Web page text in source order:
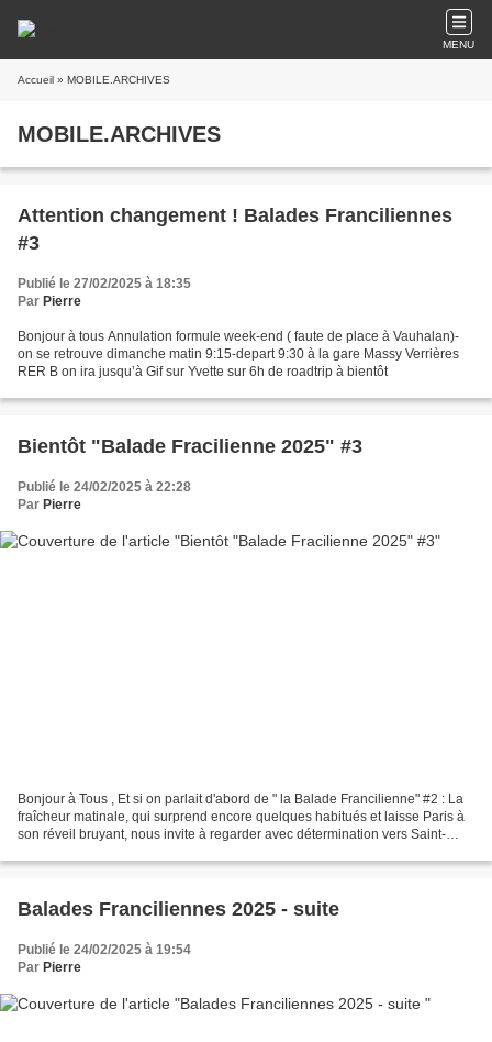
MENU
Accueil » MOBILE.ARCHIVES
MOBILE.ARCHIVES
Attention changement ! Balades Franciliennes
#3
Publié le 27/02/2025 à 18:35
Par Pierre
Bonjour à tous Annulation formule week-end ( faute de place à Vauhalan)-
on se retrouve dimanche matin 9:15-depart 9:30 à la gare Massy Verrières
RER B on ira jusqu’à Gif sur Yvette sur 6h de roadtrip à bientôt
Bientôt "Balade Fracilienne 2025" #3
Publié le 24/02/2025 à 22:28
Par Pierre
Bonjour à Tous , Et si on parlait d'abord de " la Balade Francilienne" #2 : La
fraîcheur matinale, qui surprend encore quelques habitués et laisse Paris à
son réveil bruyant, nous invite à regarder avec détermination vers Saint-
Balades Franciliennes 2025 - suite
Publié le 24/02/2025 à 19:54
Par Pierre